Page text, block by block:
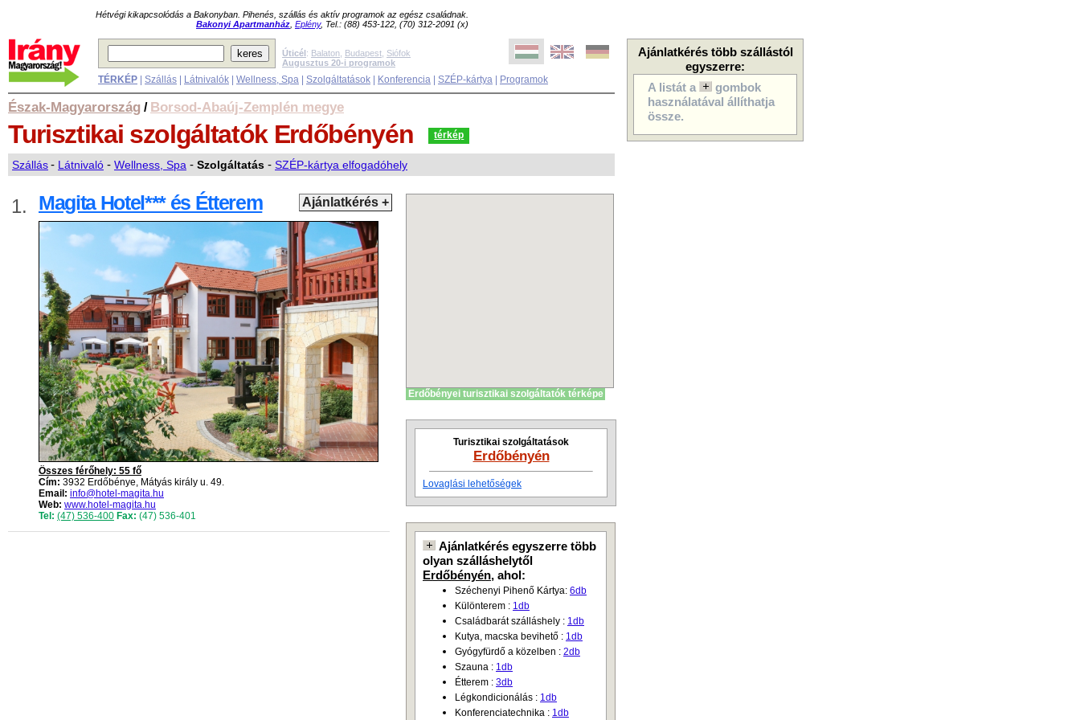
Hétvégi kikapcsolódás a Bakonyban. Pihenés, szállás és aktív programok az egész családnak.
Bakonyi Apartmanház Eplény, Tel.: (88) 453-122, (70) 312-2091 (x)
Ajánlatkérés több szállástól
egyszerre:
A listát a
gombok
használatával állíthatja
össze.
Úticél: Balaton Budapest Siófok
Augusztus 20-i programok
TÉRKÉP Szállás Látnivalók Wellness, Spa Szolgáltatások Konferencia SZÉP-kártya Programok
Észak-Magyarország / Borsod-Abaúj-Zemplén megye
Turisztikai szolgáltatók Erdőbényén térkép
Szállás- Látnivaló - Wellness, Spa - Szolgáltatás - SZÉP-kártya elfogadóhely
1. Magita Hotel*** és Étterem
Összes férőhely: 55 fő
Cím: 3932 Erdőbénye, Mátyás király u. 49.
Email: info@hotel-magita.hu
Web: www.hotel-magita.hu
Tel: (47) 536-400 Fax: (47) 536-401
Erdőbényei turisztikai szolgáltatók térképe
Turisztikai szolgáltatások
Erdőbényén
Lovaglási lehetőségek
Ajánlatkérés egyszerre több
olyan szálláshelytől
Erdőbényén, ahol:
Széchenyi Pihenő Kártya: 6db
Különterem : 1db
Családbarát szálláshely : 1db
Kutya, macska bevihető : 1db
Gyógyfürdő a közelben : 2db
Szauna : 1db
Étterem : 3db
Légkondicionálás : 1db
Konferenciatechnika : 1db